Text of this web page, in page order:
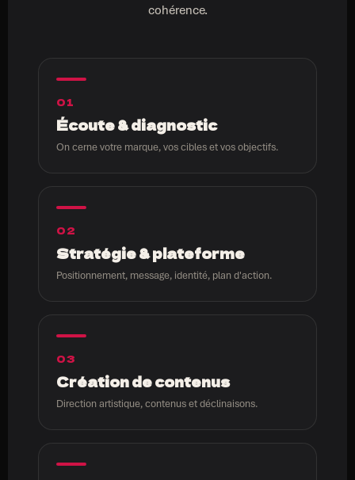
cohérence.
01
Écoute & diagnostic
On cerne votre marque, vos cibles et vos objectifs.
02
Stratégie & plateforme
Positionnement, message, identité, plan d'action.
03
Création de contenus
Direction artistique, contenus et déclinaisons.